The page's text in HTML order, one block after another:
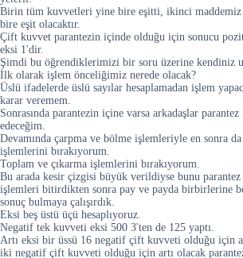
Birin tüm kuvvetleri yine bire eşitti, ikinci maddemiz
bire eşit olacaktır.
Çift kuvvet parantezin içinde olduğu için sonucu
eksi 1'dir.
Şimdi bu öğrendiklerimizi bir soru üzerine kendiniz
İlk olarak işlem önceliğimiz nerede olacak?
Üslü ifadelerde üslü sayılar hesaplamadan işlem
karar veremem.
Sonrasında parantezin içine varsa arkadaşlar
edeceğim.
Devamında çarpma ve bölme işlemleriyle en sonra
işlemlerini bırakıyorum.
Toplam ve çıkarma işlemlerini bırakıyorum.
Bu arada kesir çizgisi büyük verildiyse bunu
işlemleri bitirdikten sonra pay ve payda birbirlerine
sonuç bulmaya çalışırdık.
Eksi beş üstü üçü hesaplıyoruz.
Negatif tek kuvveti eksi 500 3'ten de 125 yaptı.
Artı eksi bir üssü 16 negatif çift kuvveti olduğu için
iki negatif çift kuvveti olduğu için artı olacak